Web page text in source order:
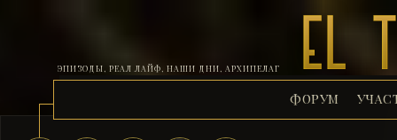
ЭПИЗОДЫ, РЕАЛ ЛАЙФ, НАШИ ДНИ, АРХИПЕЛАГ
ФОРУМ